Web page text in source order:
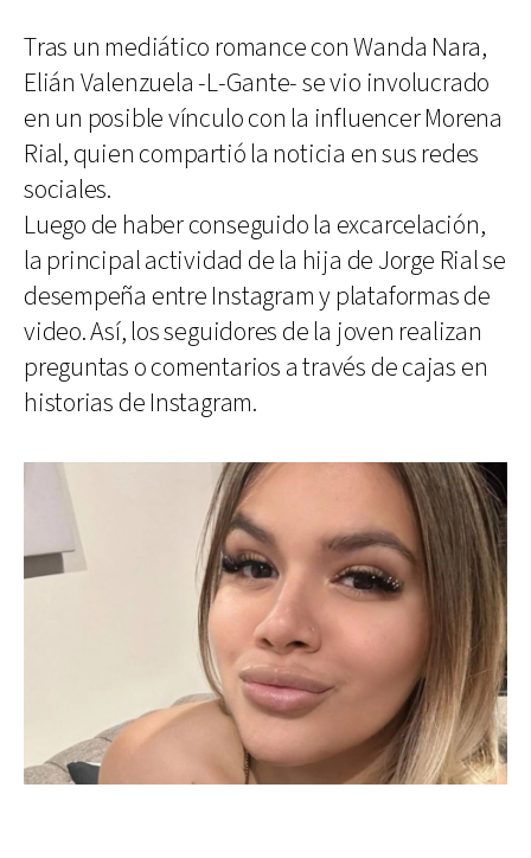
Tras un mediático romance con Wanda Nara,
Elián Valenzuela -L-Gante- se vio involucrado
en un posible vínculo con la influencer Morena
Rial, quien compartió la noticia en sus redes
sociales.
Luego de haber conseguido la excarcelación,
la principal actividad de la hija de Jorge Rial se
desempeña entre Instagram y plataformas de
video. Así, los seguidores de la joven realizan
preguntas o comentarios a través de cajas en
historias de Instagram.